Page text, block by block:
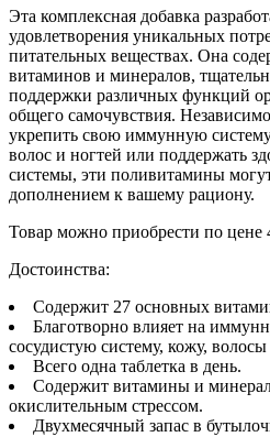
Эта комплексная добавка
удовлетворения уникальных
питательных веществах. Она
витаминов и минералов,
поддержки различных функций
общего самочувствия.
укрепить свою иммунную
волос и ногтей или поддержать
системы, эти поливитамины
дополнением к вашему рациону.
Товар можно приобрести по цене
Достоинства:
Содержит 27 основных
Благотворно влияет на
сосудистую систему, кожу,
Всего одна таблетка в день.
Содержит витамины и
окислительным стрессом.
Двухмесячный запас в